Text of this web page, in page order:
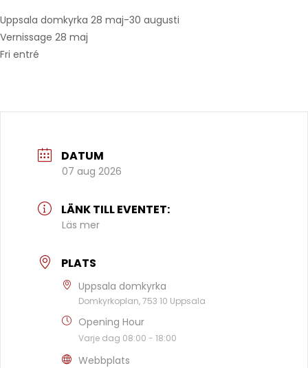
Uppsala domkyrka 28 maj-30 augusti
Vernissage 28 maj
Fri entré
DATUM
07 aug 2026
LÄNK TILL EVENTET:
Läs mer
PLATS
Uppsala domkyrka
Domkyrkoplan, 753 10 Uppsala
Opening Hour
Varje dag 08:00 - 18:00
Webbplats